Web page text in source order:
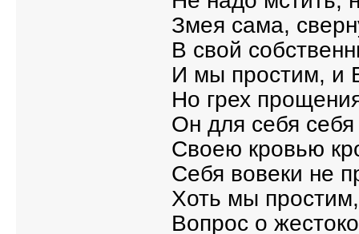
Змея сама,
В свой
И мы простим, и
Но грех
Он для себя себя
Своею кровью
Себя вовеки не
Хоть мы
Вопрос о